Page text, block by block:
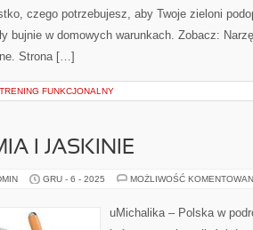
czego potrzebujesz, aby Twoje zieloni
bujnie w domowych warunkach. Zobacz:
Strona […]
TRENING FUNKCJONALNY
I JASKINIE
GRU - 6 - 2025 MOŻLIWOŚĆ
uMichalika – Polska w